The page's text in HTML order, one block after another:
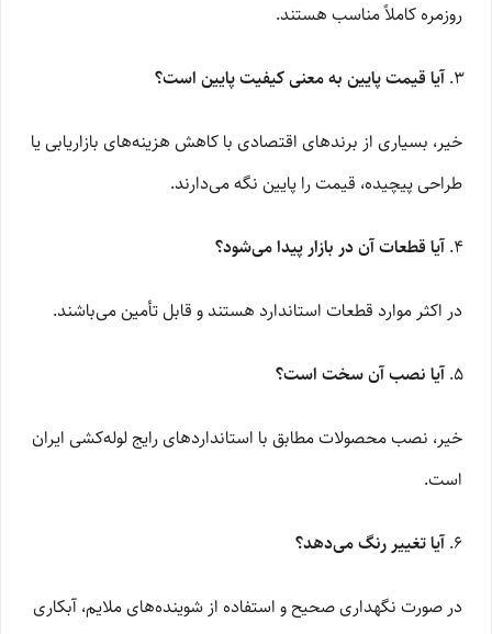
روزمره کاملاً مناسب هستند.
آیا قیمت پایین به معنی کیفیت پایین است؟
خیر، بسیاری از برندهای اقتصادی با کاهش هزینه‌های بازاریابی یا
طراحی پیچیده، قیمت را پایین نگه می‌دارند.
آیا قطعات آن در بازار پیدا می‌شود؟
در اکثر موارد قطعات استاندارد هستند و قابل تأمین می‌باشند.
آیا نصب آن سخت است؟
خیر، نصب محصولات مطابق با استانداردهای رایج لوله‌کشی ایران
است.
آیا تغییر رنگ می‌دهد؟
در صورت نگهداری صحیح و استفاده از شوینده‌های ملایم، آبکاری